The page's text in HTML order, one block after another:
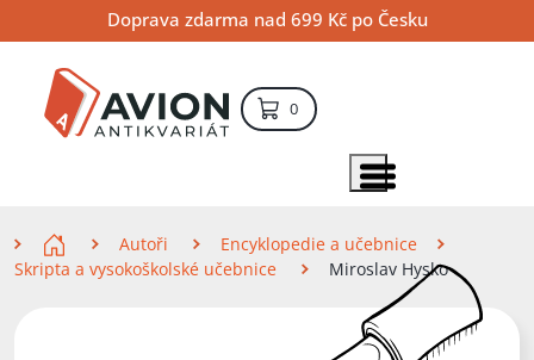
na
obsah
na
navigaci
na
vyhledávání
Doprava zdarma nad 699 Kč po Česku
0položek – košík
Zobrazit položky menu
Autoři
Encyklopedie a učebnice
Skripta a vysokoškolské učebnice
Miroslav Hysko